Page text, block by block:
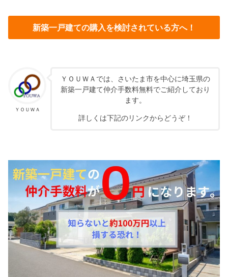
新築一戸建ての購入を検討されている方へ！
ＹＯＵＷＡ
ＹＯＵＷＡでは、さいたま市を中心に埼玉県の
新築一戸建て仲介手数料無料でご紹介しており
ます。
詳しくは下記のリンクからどうぞ！